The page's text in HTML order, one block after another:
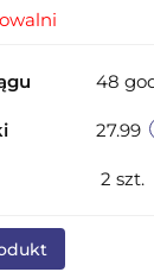
48
27.99
2 szt.